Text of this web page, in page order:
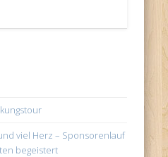
viel Herz – Sponsorenlauf
begeistert